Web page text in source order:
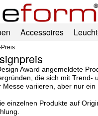
Accessoires
Preis
Award angemeldete
die sich mit Trend-
variieren, aber nur ein
einzelnen Produkte auf